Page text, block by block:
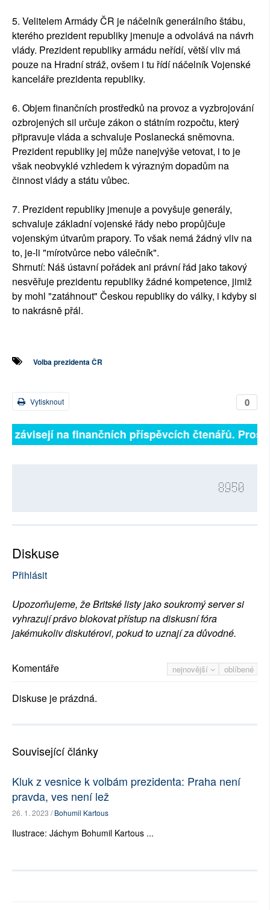
5. Velitelem Armády ČR je náčelník generálního štábu,
kterého prezident republiky jmenuje a odvolává na návrh
vlády. Prezident republiky armádu neřídí, větší vliv má
pouze na Hradní stráž, ovšem i tu řídí náčelník Vojenské
kanceláře prezidenta republiky.
6. Objem finančních prostředků na provoz a vyzbrojování
ozbrojených sil určuje zákon o státním rozpočtu, který
připravuje vláda a schvaluje Poslanecká sněmovna.
Prezident republiky jej může nanejvýše vetovat, i to je
však neobvyklé vzhledem k výrazným dopadům na
činnost vlády a státu vůbec.
7. Prezident republiky jmenuje a povyšuje generály,
schvaluje základní vojenské řády nebo propůjčuje
vojenským útvarům prapory. To však nemá žádný vliv na
to, je-li "mírotvůrce nebo válečník".
Shrnutí: Náš ústavní pořádek ani právní řád jako takový
nesvěřuje prezidentu republiky žádné kompetence, jimiž
by mohl "zatáhnout" Českou republiky do války, i kdyby si
to nakrásně přál.
Volba prezidenta ČR
0
Vytisknout
závisejí na finančních příspěvcích čtenářů.
8950
Diskuse
Přihlásit
Upozorňujeme, že Britské listy jako soukromý server si
vyhrazují právo blokovat přístup na diskusní fóra
jakémukoliv diskutérovi, pokud to uznají za důvodné.
nejnovější oblíbené
Komentáře
Diskuse je prázdná.
Související články
Kluk z vesnice k volbám prezidenta: Praha není
pravda, ves není lež
26. 1. 2023 /Bohumil Kartous
Ilustrace: Jáchym Bohumil Kartous ...